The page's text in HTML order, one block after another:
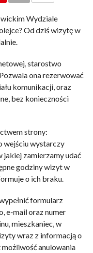
Wydziale
Od dziś wizytę w
starostwo
ona rezerwować
komunikacji, oraz
bez konieczności
strony:
wejściu wystarczy
zamierzamy udać
godziny wizyt w
o ich braku.
formularz
e-mail oraz numer
mieszkaniec, w
wraz z informacją o
anulowania